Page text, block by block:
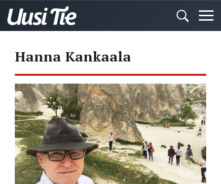
Hanna Kankaala